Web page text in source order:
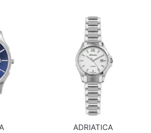
ADRIATICA